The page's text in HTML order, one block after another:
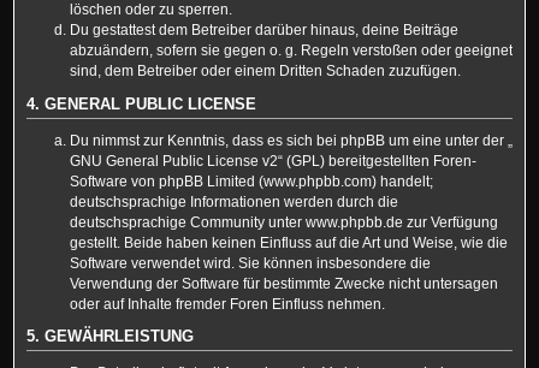
löschen oder zu sperren.
Du gestattest dem Betreiber darüber hinaus, deine Beiträge
abzuändern, sofern sie gegen o. g. Regeln verstoßen oder geeignet
sind, dem Betreiber oder einem Dritten Schaden zuzufügen.
4. GENERAL PUBLIC LICENSE
Du nimmst zur Kenntnis, dass es sich bei phpBB um eine unter der „
GNU General Public License v2“ (GPL) bereitgestellten Foren-
Software von phpBB Limited (www.phpbb.com) handelt;
deutschsprachige Informationen werden durch die
deutschsprachige Community unter www.phpbb.de zur Verfügung
gestellt. Beide haben keinen Einfluss auf die Art und Weise, wie die
Software verwendet wird. Sie können insbesondere die
Verwendung der Software für bestimmte Zwecke nicht untersagen
oder auf Inhalte fremder Foren Einfluss nehmen.
5. GEWÄHRLEISTUNG